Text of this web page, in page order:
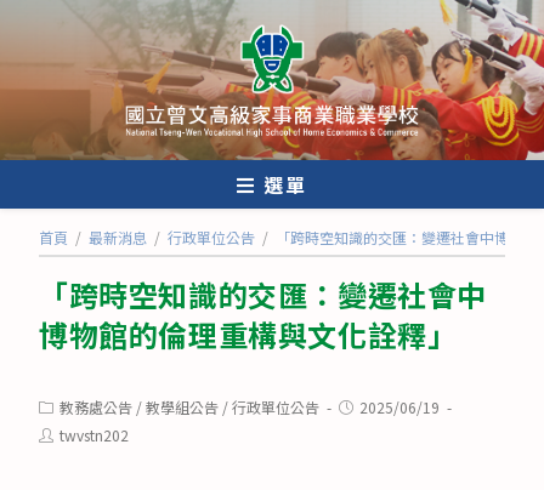
內
選單
首頁 / 最新消息 / 行政單位公告 / 「跨時空知識的交匯：變遷社會中博物
「跨時空知識的交匯：變遷社會中
博物館的倫理重構與文化詮釋」
Post
category:
教務處公告 /教學組公告 /行政單位公告
Post2025/06/19
Posttwvstn202